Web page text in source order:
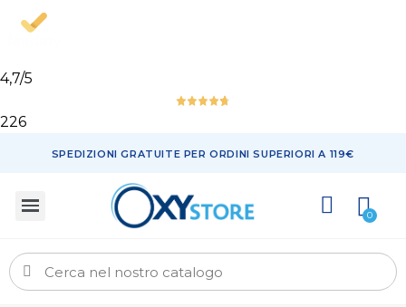
4,7/5
226
SPEDIZIONI GRATUITE PER ORDINI SUPERIORI A 119€